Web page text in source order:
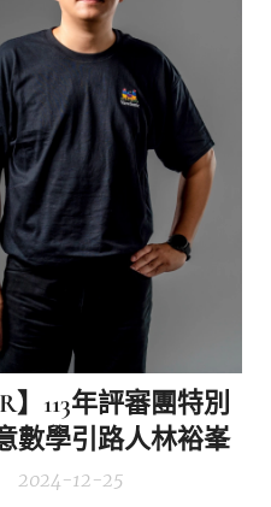
】113年評審團特別
數學引路人林裕峯
2024-12-25